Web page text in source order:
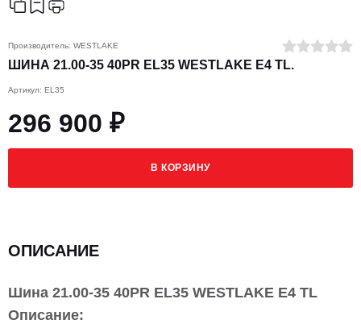
Производитель: WESTLAKE
ШИНА 21.00-35 40PR EL35 WESTLAKE Е4 TL.
Артикул: EL35
296 900 ₽
В КОРЗИНУ
ОПИСАНИЕ
Шина 21.00-35 40PR EL35 WESTLAKE Е4 TL
Описание: